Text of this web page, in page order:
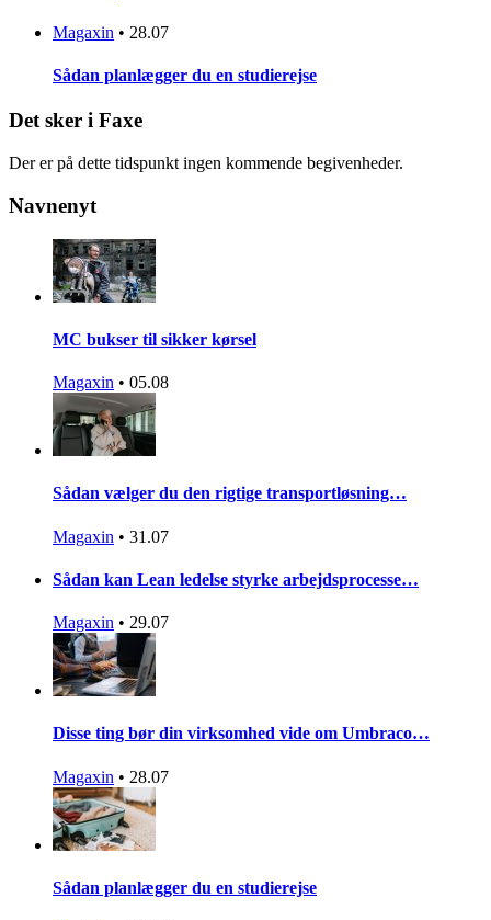
Magaxin • 28.07
Sådan planlægger du en studierejse
Det sker i Faxe
Der er på dette tidspunkt ingen kommende begivenheder.
Navnenyt
MC bukser til sikker kørsel
Magaxin • 05.08
Sådan vælger du den rigtige transportløsning…
Magaxin • 31.07
Sådan kan Lean ledelse styrke arbejdsprocesse…
Magaxin • 29.07
Disse ting bør din virksomhed vide om Umbraco…
Magaxin • 28.07
Sådan planlægger du en studierejse